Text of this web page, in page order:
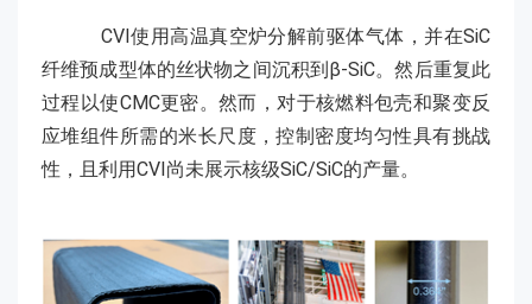
CVI使用高温真空炉分解前驱体气体，并在SiC
纤维预成型体的丝状物之间沉积到β-SiC。然后重复此
过程以使CMC更密。然而，对于核燃料包壳和聚变反
应堆组件所需的米长尺度，控制密度均匀性具有挑战
性，且利用CVI尚未展示核级SiC/SiC的产量。